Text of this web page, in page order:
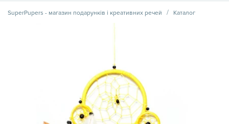
SuperPupers - магазин подарунків і креативних речей Каталог